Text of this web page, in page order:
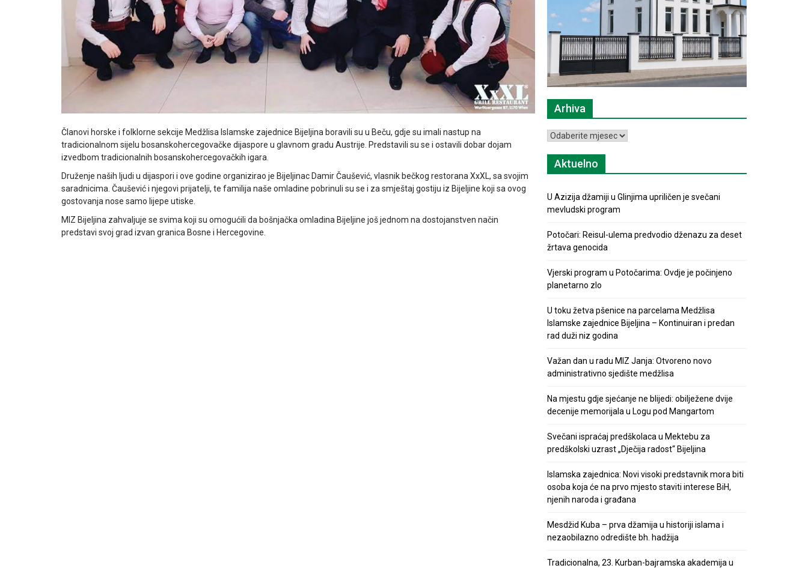
Članovi horske i folklorne sekcije Medžlisa Islamske zajednice Bijeljina boravili su u Beču, gdje su imali nastup na
tradicionalnom sijelu bosanskohercegovačke dijaspore u glavnom gradu Austrije. Predstavili su se i ostavili dobar dojam
izvedbom tradicionalnih bosanskohercegovačkih igara.
Druženje naših ljudi u dijaspori i ove godine organizirao je Bijeljinac Damir Čaušević, vlasnik bečkog restorana XxXL, sa svojim
saradnicima. Čaušević i njegovi prijatelji, te familija naše omladine pobrinuli su se i za smještaj gostiju iz Bijeljine koji sa ovog
gostovanja nose samo lijepe utiske.
MIZ Bijeljina zahvaljuje se svima koji su omogućili da bošnjačka omladina Bijeljine još jednom na dostojanstven način
predstavi svoj grad izvan granica Bosne i Hercegovine.
Arhiva
Arhiva
Aktuelno
U Azizija džamiji u Glinjima upriličen je svečani
mevludski program
Potočari: Reisul-ulema predvodio dženazu za deset
žrtava genocida
Vjerski program u Potočarima: Ovdje je počinjeno
planetarno zlo
U toku žetva pšenice na parcelama Medžlisa
Islamske zajednice Bijeljina – Kontinuiran i predan
rad duži niz godina
Važan dan u radu MIZ Janja: Otvoreno novo
administrativno sjedište medžlisa
Na mjestu gdje sjećanje ne blijedi: obilježene dvije
decenije memorijala u Logu pod Mangartom
Svečani ispraćaj predškolaca u Mektebu za
predškolski uzrast „Dječija radost“ Bijeljina
Islamska zajednica: Novi visoki predstavnik mora biti
osoba koja će na prvo mjesto staviti interese BiH,
njenih naroda i građana
Mesdžid Kuba – prva džamija u historiji islama i
nezaobilazno odredište bh. hadžija
Tradicionalna, 23. Kurban-bajramska akademija u